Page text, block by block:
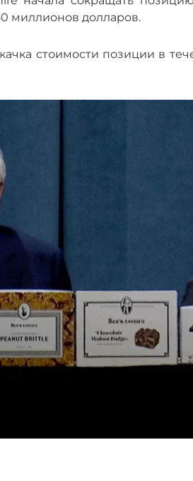
миллионов долларов.
стоимости позиции в